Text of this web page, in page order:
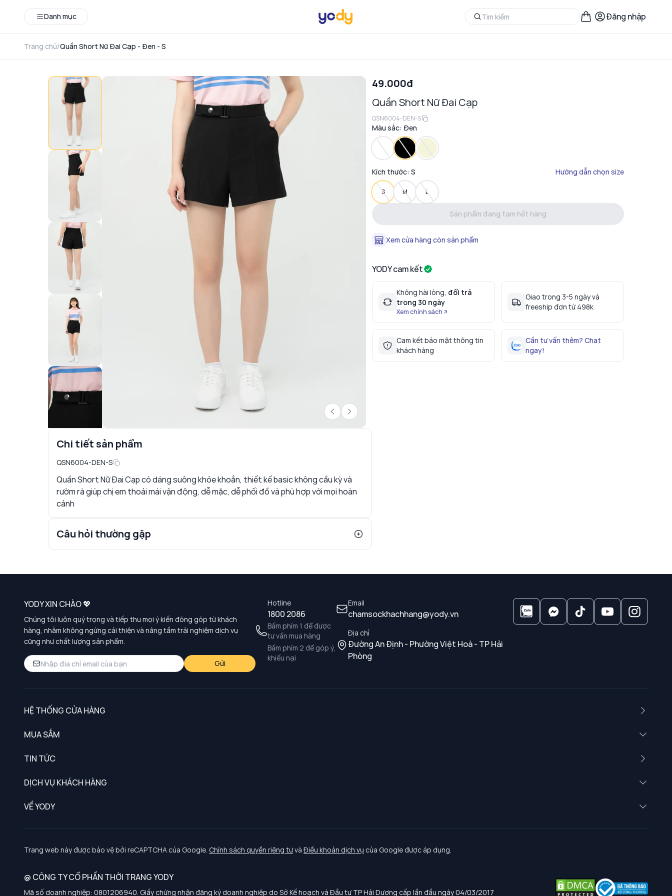
Danh mục Đăng nhập
Trang chủ/Quần Short Nữ Đai Cạp - Đen - S
Chi tiết sản phẩm
QSN6004-DEN-S
Quần Short Nữ Đai Cạp có dáng suông khỏe khoắn, thiết kế basic không cầu kỳ và
rườm rà giúp chị em thoải mái vận động, dễ mặc, dễ phối đồ và phù hợp với mọi hoàn
cảnh
Câu hỏi thường gặp
49.000đ
Quần Short Nữ Đai Cạp
QSN6004-DEN-S
Màu sắc: Đen
Kích thước: S Hướng dẫn chọn size
S M L
Sản phẩm đang tạm hết hàng
Xem cửa hàng còn sản phẩm
YODY cam kết
Không hài lòng, đổi trả
trong 30 ngày
Xem chính sách
Giao trong 3-5 ngày và
freeship đơn từ 498k
Cam kết bảo mật thông tin
khách hàng
Cần tư vấn thêm? Chat
ngay!
Hotline
1800 2086
Bấm phím 1 để được
tư vấn mua hàng
Bấm phím 2 để góp ý,
khiếu nại
Email
chamsockhachhang@yody.vn
Địa chỉ
Đường An Định - Phường Việt Hoà - TP Hải
Phòng
YODY XIN CHÀO 💖
Chúng tôi luôn quý trọng và tiếp thu mọi ý kiến đóng góp từ khách
hàng, nhằm không ngừng cải thiện và nâng tầm trải nghiệm dịch vụ
cũng như chất lượng sản phẩm.
Gửi
HỆ THỐNG CỬA HÀNG
MUA SẮM
TIN TỨC
DỊCH VỤ KHÁCH HÀNG
Chính sách khách hàng thân thiết
Chính sách bảo vệ dữ liệu cá nhân
Chính sách thanh toán, giao nhận
Chính sách chất lượng và an toàn sức khoẻ nghề nghiệp
VỀ YODY
Tuyển dụng
Trang web này được bảo vệ bởi reCAPTCHA của Google. Chính sách quyền riêng tưvà Điều khoản dịch vụ của Google được áp dụng.
@ CÔNG TY CỔ PHẦN THỜI TRANG YODY
Mã số doanh nghiệp: 0801206940. Giấy chứng nhận đăng ký doanh nghiệp do Sở Kế hoạch và Đầu tư TP Hải Dương cấp lần đầu ngày 04/03/2017